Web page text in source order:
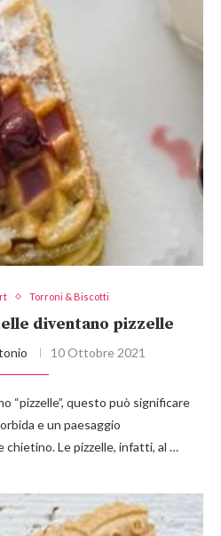
Torroni & Biscotti
diventano pizzelle
10 Ottobre 2021
“pizzelle”, questo può significare
e un paesaggio
chietino. Le pizzelle, infatti, al …